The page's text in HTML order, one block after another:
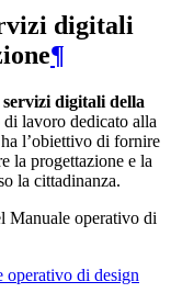
digitali
¶
digitali della
di lavoro dedicato alla
l’obiettivo di fornire
la progettazione e la
la cittadinanza.
Manuale operativo di
operativo di design